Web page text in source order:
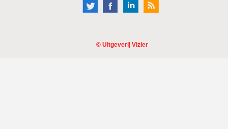
© Uitgeverij Vizier